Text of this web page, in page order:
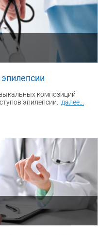
композиций
эпилепсии.
далее